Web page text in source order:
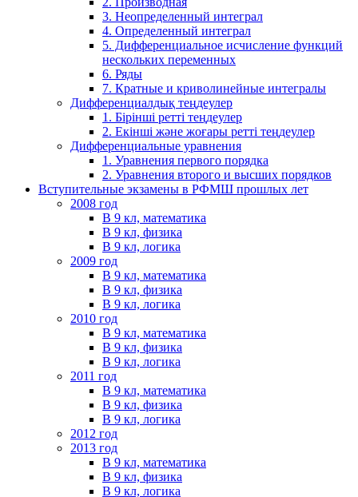
3. Неопределенный интеграл
4. Определенный интеграл
5. Дифференциальное исчисление функций
нескольких переменных
6. Ряды
7. Кратные и криволинейные интегралы
Дифференциалдық теңдеулер
1. Бірінші ретті теңдеулер
2. Екінші және жоғары ретті теңдеулер
Дифференциальные уравнения
1. Уравнения первого порядка
2. Уравнения второго и высших порядков
Вступительные экзамены в РФМШ прошлых лет
2008 год
В 9 кл, математика
В 9 кл, физика
В 9 кл, логика
2009 год
В 9 кл, математика
В 9 кл, физика
В 9 кл, логика
2010 год
В 9 кл, математика
В 9 кл, физика
В 9 кл, логика
2011 год
В 9 кл, математика
В 9 кл, физика
В 9 кл, логика
2012 год
2013 год
В 9 кл, математика
В 9 кл, физика
В 9 кл, логика